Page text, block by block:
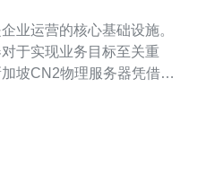
业运营的核心基础设施。
于实现业务目标至关重
坡CN2物理服务器凭借其
，具备强大的处理能力和